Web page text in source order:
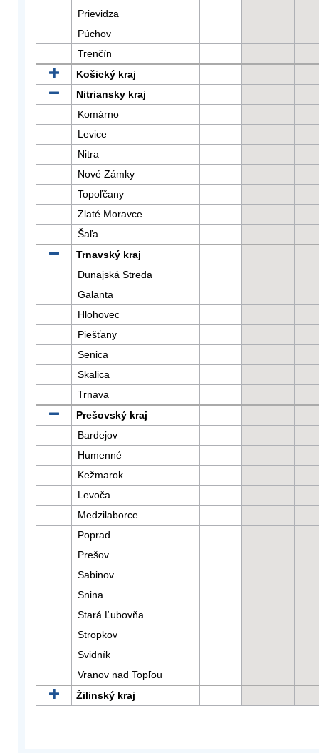
Prievidza
Púchov
Trenčín
Košický kraj
Nitriansky kraj
Komárno
Levice
Nitra
Nové Zámky
Topoľčany
Zlaté Moravce
Šaľa
Trnavský kraj
Dunajská Streda
Galanta
Hlohovec
Piešťany
Senica
Skalica
Trnava
Prešovský kraj
Bardejov
Humenné
Kežmarok
Levoča
Medzilaborce
Poprad
Prešov
Sabinov
Snina
Stará Ľubovňa
Stropkov
Svidník
Vranov nad Topľou
Žilinský kraj